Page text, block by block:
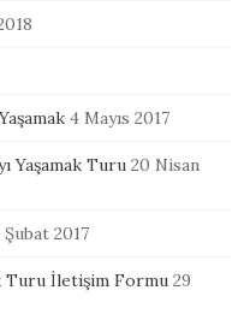
4 Mayıs 2017
Yaşamak Turu 20 Nisan
Şubat 2017
Turu İletişim Formu 29